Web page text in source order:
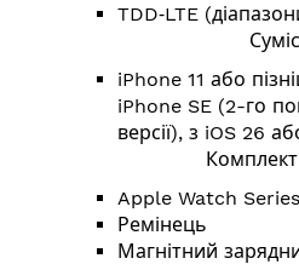
TDD‑LTE
iPhone 11 або
iPhone SE (2-го
версії), з iOS 26
Apple Watch Series
Ремінець
Магнітний